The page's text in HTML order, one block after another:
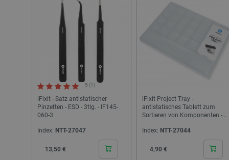
5 (1)
iFixit - Satz antistatischer
Pinzetten - ESD - 3tlg. - IF145-
060-3
Index: NTT-27047
Cena
13,50 €
iFixit Project Tray -
antistatisches Tablett zum
Sortieren von Komponenten -
Index: NTT-27044
Cena
4,90 €
Storage declaration
Name